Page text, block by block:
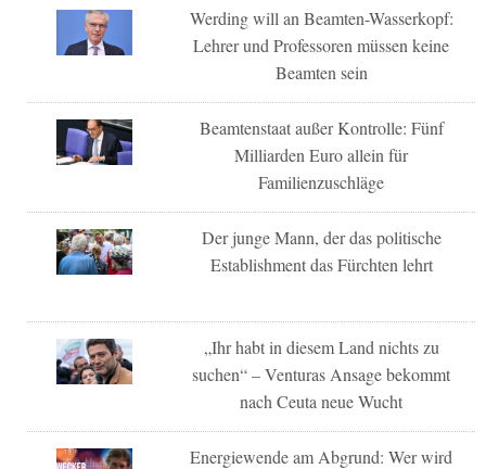
Werding will an Beamten-Wasserkopf:
Lehrer und Professoren müssen keine
Beamten sein
Beamtenstaat außer Kontrolle: Fünf
Milliarden Euro allein für
Familienzuschläge
Der junge Mann, der das politische
Establishment das Fürchten lehrt
„Ihr habt in diesem Land nichts zu
suchen“ – Venturas Ansage bekommt
nach Ceuta neue Wucht
Energiewende am Abgrund: Wer wird